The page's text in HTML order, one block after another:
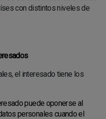
con distintos niveles de
el interesado tiene los
puede oponerse al
personales cuando el